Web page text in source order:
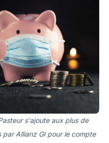
s'ajoute aux plus de
par Allianz GI pour le compte